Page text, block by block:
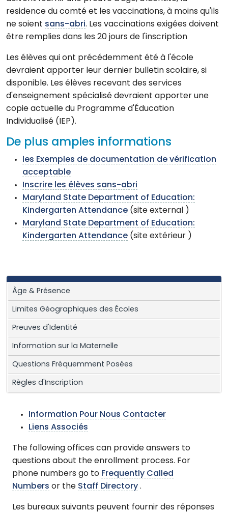
residence du comté et les vaccinations, à moins qu'ils
ne soient sans-abri. Les vaccinations exigées doivent
être remplies dans les 20 jours de l'inscription
Les élèves qui ont précédemment été à l'école
devraient apporter leur dernier bulletin scolaire, si
disponible. Les élèves recevant des services
d'enseignement spécialisé devraient apporter une
copie actuelle du Programme d'Éducation
Individualisé (IEP).
De plus amples informations
les Exemples de documentation de vérification
acceptable
Inscrire les élèves sans-abri
Maryland State Department of Education:
Kindergarten Attendance (site external )
Maryland State Department of Education:
Kindergarten Attendance (site extérieur )
Âge & Présence
Limites Géographiques des Écoles
Preuves d'Identité
Information sur la Maternelle
Questions Fréquemment Posées
Règles d'Inscription
Information Pour Nous Contacter
Liens Associés
The following offices can provide answers to
questions about the enrollment process. For
phone numbers go to Frequently Called
Numbers or the Staff Directory .
Les bureaux suivants peuvent fournir des réponses